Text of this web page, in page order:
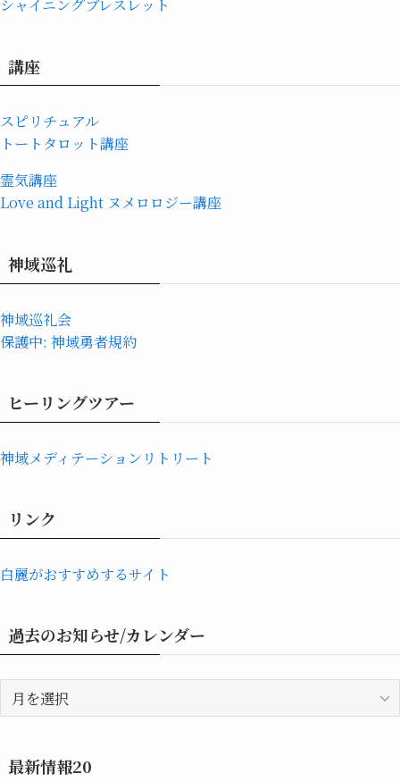
シャイニングブレスレット
講座
スピリチュアル
トートタロット講座
霊気講座
Love and Light ヌメロロジー講座
神域巡礼
神域巡礼会
保護中: 神域勇者規約
ヒーリングツアー
神域メディテーションリトリート
リンク
白麗がおすすめするサイト
過去のお知らせ/カレンダー
去
お最新情報20